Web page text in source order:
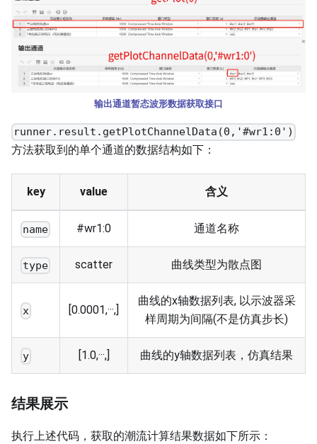
输出通道暂态波形数据获取接口
runner.result.getPlotChannelData(0,'#wr1:0')
方法获取到的单个通道的数据结构如下：
key value 含义
name #wr1:0 通道名称
type scatter 曲线类型为散点图
x [0.0001,···,]
曲线的x轴数据列表, 以示波器采
样周期为间隔(不是仿真步长)
y [1.0,···,] 曲线的y轴数据列表，仿真结果
结果展示
执行上述代码，获取的潮流计算结果数据如下所示：